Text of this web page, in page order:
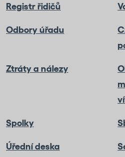
Registr řidičů
Odbory úřadu
Ztráty a nálezy
Spolky
Úřední deska